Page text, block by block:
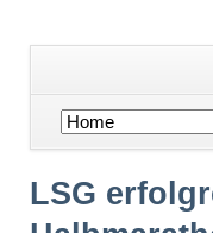
Navigation
LSG